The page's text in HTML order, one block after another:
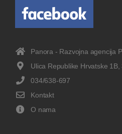
Panora - Razvojna agencija
Ulica Republike Hrvatske
034/638-697
Kontakt
O nama